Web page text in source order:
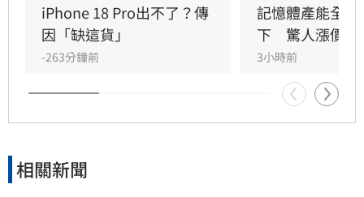
SK海力士相當。受記憶體成本飆升影響，市場預
測iPhone 18 Pro售價恐漲至1299美元，摺疊機
更可能突破2000美元大關，成為史上最貴
iPhone。此價格調整反映全球記憶體供需失衡，
恐進一步推高蘋果全系列產品定價，引發市場高
度關注。
iPhone 18 Pro出不了？傳
因「缺這貨」
-263分鐘前
記憶體產能全被
下　驚人漲價潮
3小時前
相關新聞